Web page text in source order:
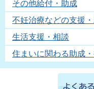
その他給付・助成
不妊治療などの支援
生活支援・相談
住まいに関わる助成